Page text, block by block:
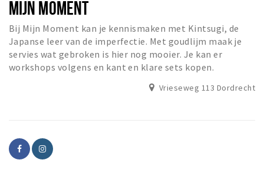
MIJN MOMENT
Bij Mijn Moment kan je kennismaken met Kintsugi, de
Japanse leer van de imperfectie. Met goudlijm maak je
servies wat gebroken is hier nog mooier. Je kan er
workshops volgens en kant en klare sets kopen.
Vrieseweg 113 Dordrecht